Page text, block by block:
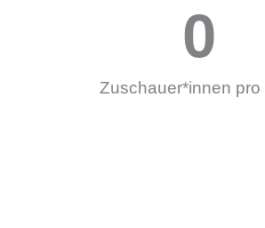
Zuschauer*innen pro
0